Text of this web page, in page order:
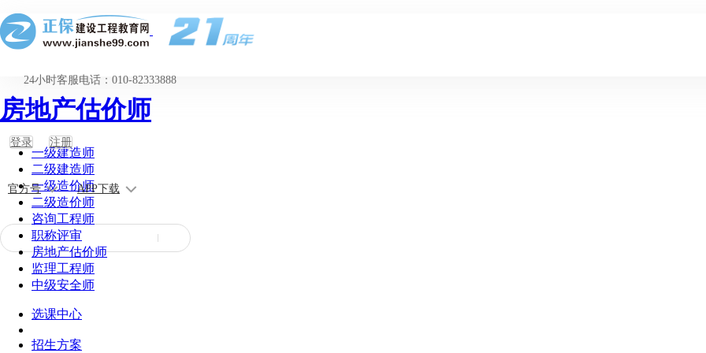
24小时客服电话：010-82333888
登录 注册
官方号 APP下载
房地产估价师
一级建造师
二级建造师
一级造价师
二级造价师
咨询工程师
职称评审
房地产估价师
监理工程师
中级安全师
选课中心
招生方案